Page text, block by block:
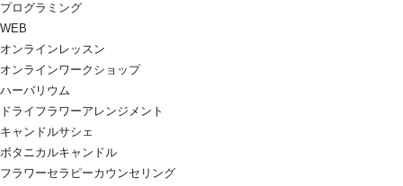
プログラミング
WEB
オンラインレッスン
オンラインワークショップ
ハーバリウム
ドライフラワーアレンジメント
キャンドルサシェ
ボタニカルキャンドル
フラワーセラピーカウンセリング